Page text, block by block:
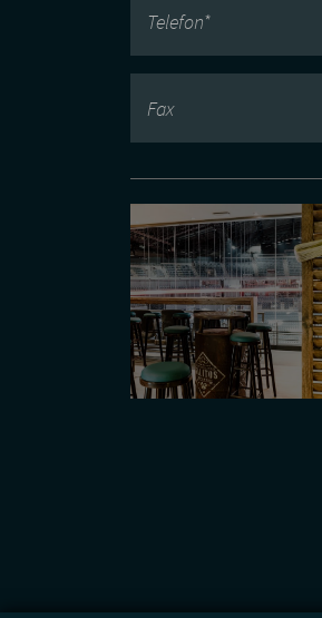
Telefon*
Fax